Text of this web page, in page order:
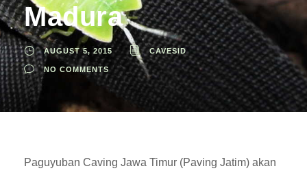
Madura
AUGUST 5, 2015 CAVESID
NO COMMENTS
Paguyuban Caving Jawa Timur (Paving Jatim) akan